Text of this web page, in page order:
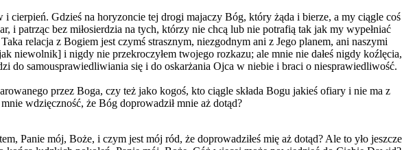
Gdzieś na horyzoncie tej drogi majaczy Bóg, który żąda i bierze, a my ciągle coś
i patrząc bez miłosierdzia na tych, którzy nie chcą lub nie potrafią tak jak my wypełniać
relacja z Bogiem jest czymś strasznym, niezgodnym ani z Jego planem, ani naszymi
niewolnik] i nigdy nie przekroczyłem twojego rozkazu; ale mnie nie dałeś nigdy koźlęcia,
do samousprawiedliwiania się i do oskarżania Ojca w niebie i braci o niesprawiedliwość.
przez Boga, czy też jako kogoś, kto ciągle składa Bogu jakieś ofiary i nie ma z
wdzięczność, że Bóg doprowadził mnie aż dotąd?
Panie mój, Boże, i czym jest mój ród, że doprowadziłeś mię aż dotąd? Ale to yło jeszcze